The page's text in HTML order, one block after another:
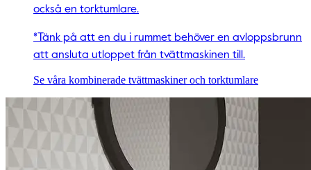
också en torktumlare.
*Tänk på att en du i rummet behöver en avloppsbrunn
att ansluta utloppet från tvättmaskinen till.
Se våra kombinerade tvättmaskiner och torktumlare